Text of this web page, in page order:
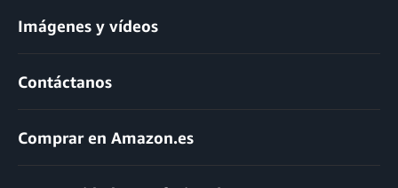
Imágenes y vídeos
Contáctanos
Comprar en Amazon.es